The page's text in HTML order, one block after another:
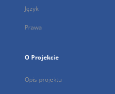
Język
Prawa
O Projekcie
Opis projektu